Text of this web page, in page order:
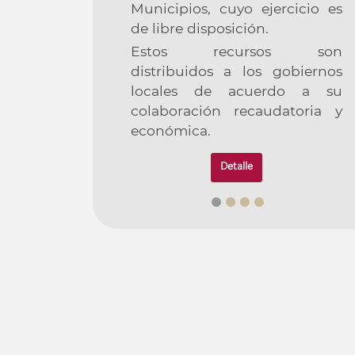
Municipios, cuyo ejercicio es
de libre disposición.
Estos recursos son
distribuidos a los gobiernos
locales de acuerdo a su
colaboración recaudatoria y
económica.
Detalle